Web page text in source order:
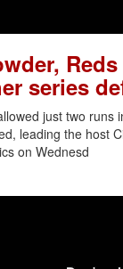
series
just two runs
leading the host
on Wednesd